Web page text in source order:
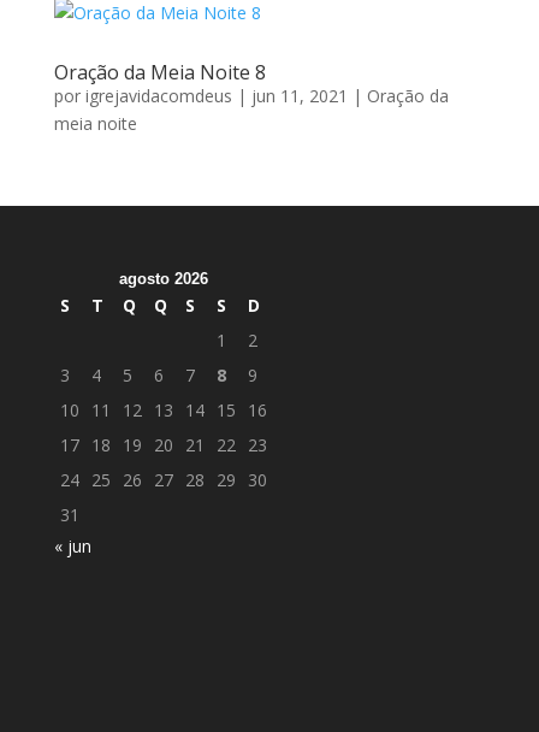
Oração da Meia Noite 8
por igrejavidacomdeus | jun 11, 2021 | Oração da
meia noite
agosto 2026
S T Q Q S S
D
1
2
3
4 5 6 7 8
9
10
11 12 13 14 15
16
17 18 19 20 21 22 23
24 25 26 27 28 29
30
31
« jun